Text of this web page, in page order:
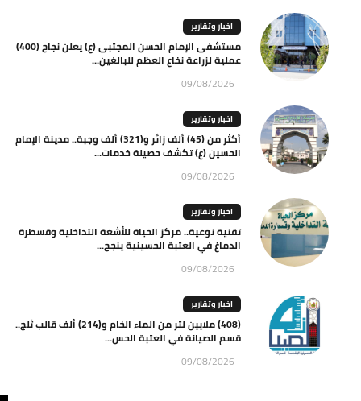
اخبار وتقارير
مستشفى الإمام الحسن المجتبى (ع) يعلن نجاح (400)
عملية لزراعة نخاع العظم للبالغين...
09/08/2026
اخبار وتقارير
أكثر من (45) ألف زائر و(321) ألف وجبة.. مدينة الإمام
الحسين (ع) تكشف حصيلة خدمات...
09/08/2026
اخبار وتقارير
تقنية نوعية.. مركز الحياة للأشعة التداخلية وقسطرة
الدماغ في العتبة الحسينية ينجح...
09/08/2026
اخبار وتقارير
(408) ملايين لتر من الماء الخام و(214) ألف قالب ثلج..
قسم الصيانة في العتبة الحس...
09/08/2026